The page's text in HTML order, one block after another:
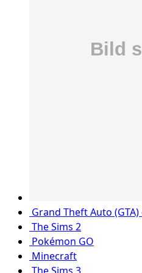
Grand Theft Auto (GTA)
The Sims 2
Pokémon GO
Minecraft
The Sims 3